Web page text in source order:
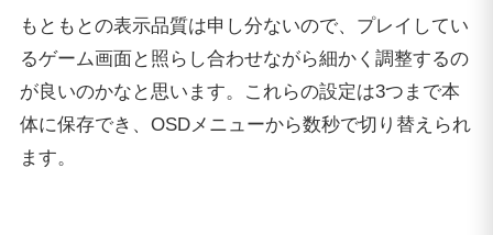
もともとの表示品質は申し分ないので、プレイしてい
るゲーム画面と照らし合わせながら細かく調整するの
が良いのかなと思います。これらの設定は3つまで本
体に保存でき、OSDメニューから数秒で切り替えられ
ます。